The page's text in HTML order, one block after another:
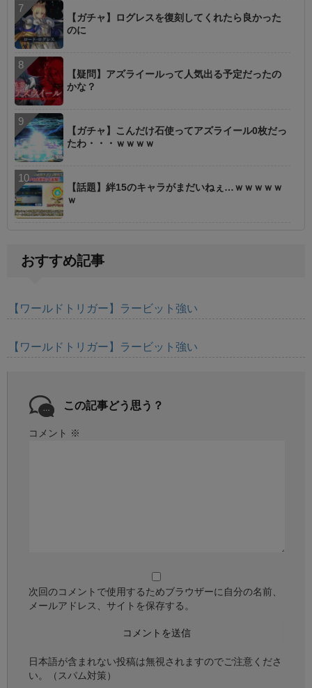
【ガチャ】ログレスを復刻してくれたら良かった
のに
【疑問】アズライールって人気出る予定だったの
かな？
【ガチャ】こんだけ石使ってアズライール0枚だっ
たわ・・・ｗｗｗｗ
【話題】絆15のキャラがまだいねぇ…ｗｗｗｗｗ
ｗ
おすすめ記事
【ワールドトリガー】ラービット強い
【ワールドトリガー】ラービット強い
この記事どう思う？
コメント ※
次回のコメントで使用するためブラウザーに自分の名前、
メールアドレス、サイトを保存する。
日本語が含まれない投稿は無視されますのでご注意くださ
い。（スパム対策）